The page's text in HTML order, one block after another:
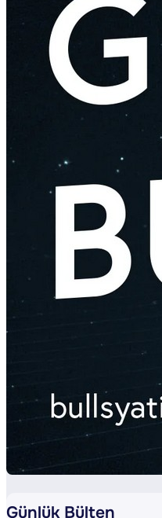
Günlük Bülten